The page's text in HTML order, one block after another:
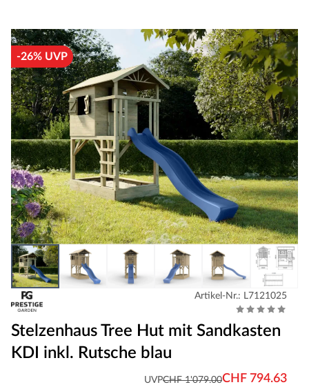
-26% UVP
Artikel-Nr.: L7121025
Stelzenhaus Tree Hut mit Sandkasten
KDI inkl. Rutsche blau
UVPCHF 1'079.00CHF 794.63